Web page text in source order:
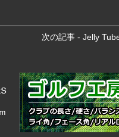
次の記事 - Jelly